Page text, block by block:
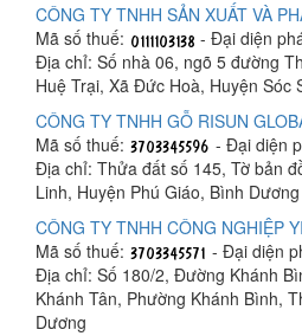
CÔNG TY TNHH SẢN XUẤT VÀ
Mã số thuế:
- Đại diện
Địa chỉ: Số nhà 06, ngõ 5 đường
Huệ Trại, Xã Đức Hoà, Huyện Sóc
CÔNG TY TNHH GỖ RISUN
Mã số thuế:
- Đại diện
Địa chỉ: Thửa đất số 145, Tờ bản
Linh, Huyện Phú Giáo, Bình Dương
CÔNG TY TNHH CÔNG NGHIỆP
Mã số thuế:
- Đại diện
Địa chỉ: Số 180/2, Đường Khánh
Khánh Tân, Phường Khánh Bình,
Dương